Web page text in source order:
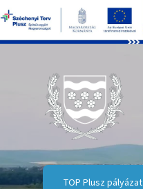
TOP Plusz pályázat